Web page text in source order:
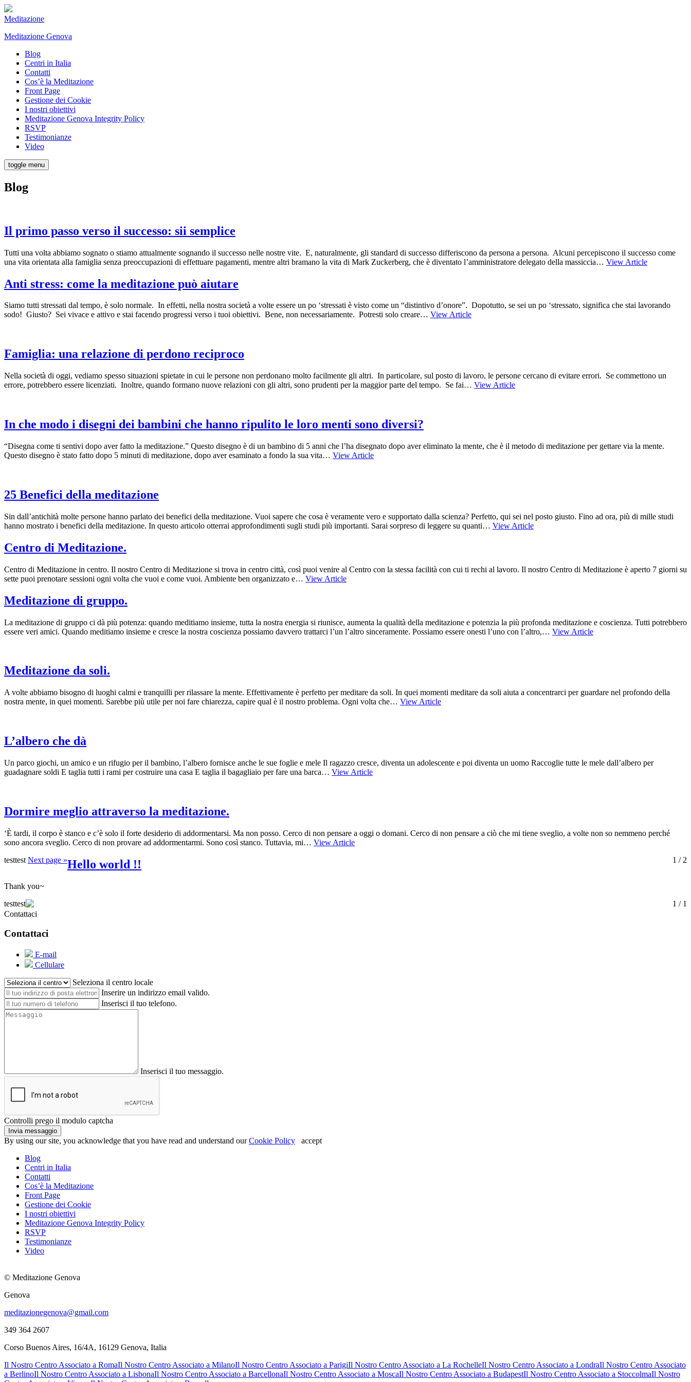
Meditazione
Meditazione Genova
Blog
Centri in Italia
Contatti
Cos’è la Meditazione
Front Page
Gestione dei Cookie
I nostri obiettivi
Meditazione Genova Integrity Policy
RSVP
Testimonianze
Video
toggle menu
Blog
Il primo passo verso il successo: sii semplice
Tutti una volta abbiamo sognato o stiamo attualmente sognando il successo nelle nostre vite. E, naturalmente, gli standard di successo differiscono da persona a persona. Alcuni percepiscono il successo come
una vita orientata alla famiglia senza preoccupazioni di effettuare pagamenti, mentre altri bramano la vita di Mark Zuckerberg, che è diventato l’amministratore delegato della massiccia… View Article
Anti stress: come la meditazione può aiutare
Siamo tutti stressati dal tempo, è solo normale. In effetti, nella nostra società a volte essere un po ‘stressati è visto come un “distintivo d’onore”. Dopotutto, se sei un po ‘stressato, significa che stai lavorando
sodo! Giusto? Sei vivace e attivo e stai facendo progressi verso i tuoi obiettivi. Bene, non necessariamente. Potresti solo creare… View Article
Famiglia: una relazione di perdono reciproco
Nella società di oggi, vediamo spesso situazioni spietate in cui le persone non perdonano molto facilmente gli altri. In particolare, sul posto di lavoro, le persone cercano di evitare errori. Se commettono un
errore, potrebbero essere licenziati. Inoltre, quando formano nuove relazioni con gli altri, sono prudenti per la maggior parte del tempo. Se fai… View Article
In che modo i disegni dei bambini che hanno ripulito le loro menti sono diversi?
“Disegna come ti sentivi dopo aver fatto la meditazione.” Questo disegno è di un bambino di 5 anni che l’ha disegnato dopo aver eliminato la mente, che è il metodo di meditazione per gettare via la mente.
Questo disegno è stato fatto dopo 5 minuti di meditazione, dopo aver esaminato a fondo la sua vita… View Article
25 Benefici della meditazione
Sin dall’antichità molte persone hanno parlato dei benefici della meditazione. Vuoi sapere che cosa è veramente vero e supportato dalla scienza? Perfetto, qui sei nel posto giusto. Fino ad ora, più di mille studi
hanno mostrato i benefici della meditazione. In questo articolo otterrai approfondimenti sugli studi più importanti. Sarai sorpreso di leggere su quanti… View Article
Centro di Meditazione.
Centro di Meditazione in centro. Il nostro Centro di Meditazione si trova in centro città, così puoi venire al Centro con la stessa facilità con cui ti rechi al lavoro. Il nostro Centro di Meditazione è aperto 7 giorni su
sette puoi prenotare sessioni ogni volta che vuoi e come vuoi. Ambiente ben organizzato e… View Article
Meditazione di gruppo.
La meditazione di gruppo ci dà più potenza: quando meditiamo insieme, tutta la nostra energia si riunisce, aumenta la qualità della meditazione e potenzia la più profonda meditazione e coscienza. Tutti potrebbero
essere veri amici. Quando meditiamo insieme e cresce la nostra coscienza possiamo davvero trattarci l’un l’altro sinceramente. Possiamo essere onesti l’uno con l’altro,… View Article
Meditazione da soli.
A volte abbiamo bisogno di luoghi calmi e tranquilli per rilassare la mente. Effettivamente è perfetto per meditare da soli. In quei momenti meditare da soli aiuta a concentrarci per guardare nel profondo della
nostra mente, in quei momenti. Sarebbe più utile per noi fare chiarezza, capire qual è il nostro problema. Ogni volta che… View Article
L’albero che dà
Un parco giochi, un amico e un rifugio per il bambino, l’albero fornisce anche le sue foglie e mele Il ragazzo cresce, diventa un adolescente e poi diventa un uomo Raccoglie tutte le mele dall’albero per
guadagnare soldi E taglia tutti i rami per costruire una casa E taglia il bagagliaio per fare una barca… View Article
Dormire meglio attraverso la meditazione.
‘È tardi, il corpo è stanco e c’è solo il forte desiderio di addormentarsi. Ma non posso. Cerco di non pensare a oggi o domani. Cerco di non pensare a ciò che mi tiene sveglio, a volte non so nemmeno perché
sono ancora sveglio. Cerco di non provare ad addormentarmi. Sono così stanco. Tuttavia, mi… View Article
testtest Next page » 1 / 2
Hello world !!
Thank you~
testtest
1 / 1
Contattaci
Contattaci
E-mail
Cellulare
Seleziona il centro locale
Inserire un indirizzo email valido.
Inserisci il tuo telefono.
Inserisci il tuo messaggio.
Controlli prego il modulo captcha
Invia messaggio
By using our site, you acknowledge that you have read and understand ourCookie Policy
accept
Blog
Centri in Italia
Contatti
Cos’è la Meditazione
Front Page
Gestione dei Cookie
I nostri obiettivi
Meditazione Genova Integrity Policy
RSVP
Testimonianze
Video
© Meditazione Genova
Genova
meditazionegenova@gmail.com
349 364 2607
Corso Buenos Aires, 16/4A, 16129 Genova, Italia
Il Nostro Centro Associato a RomaIl Nostro Centro Associato a MilanoIl Nostro Centro Associato a ParigiIl Nostro Centro Associato a La RochelleIl Nostro Centro Associato a LondraIl Nostro Centro Associato
a BerlinoIl Nostro Centro Associato a LisbonaIl Nostro Centro Associato a BarcellonaIl Nostro Centro Associato a MoscaIl Nostro Centro Associato a BudapestIl Nostro Centro Associato a StoccolmaIl Nostro